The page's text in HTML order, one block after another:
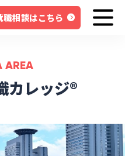
職相談はこちら
AREA
カレッジ®